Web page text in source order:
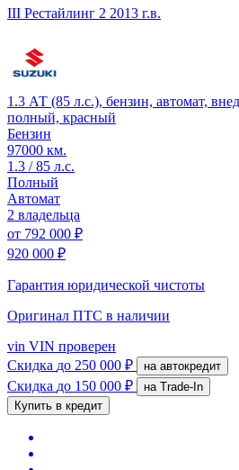
III Рестайлинг 2 2013 г.в.
1.3 АТ (85 л.с.), бензин, автомат,
полный, красный
Бензин
97000 км.
1.3 / 85 л.с.
Полный
Автомат
2 владельца
от 792 000 ₽
920 000 ₽
Гарантия юридической чистоты
Оригинал ПТС в наличии
vin VIN проверен
Скидка до 250 000 ₽ на автокредит
Скидка до 150 000 ₽
на Trade-In
Купить в кредит